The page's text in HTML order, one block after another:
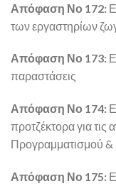
Απόφαση Νο 172:
των εργαστηρίων
Απόφαση Νο 173:
παραστάσεις
Απόφαση Νο 174:
προτζέκτορα για τις
Προγραμματισμού &
Απόφαση Νο 175: